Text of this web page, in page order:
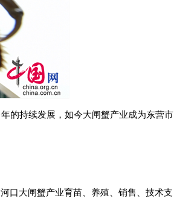
的持续发展，如今大闸蟹产业成为东营市
口大闸蟹产业育苗、养殖、销售、技术支